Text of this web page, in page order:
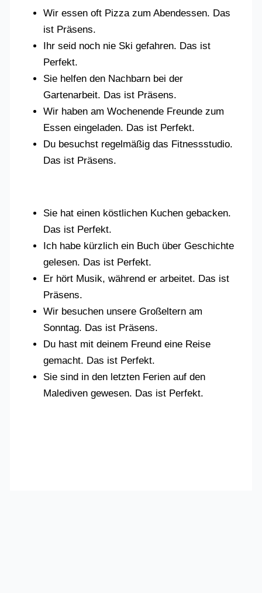
Wir essen oft Pizza zum Abendessen. Das
ist Präsens.
Ihr seid noch nie Ski gefahren. Das ist
Perfekt.
Sie helfen den Nachbarn bei der
Gartenarbeit. Das ist Präsens.
Wir haben am Wochenende Freunde zum
Essen eingeladen. Das ist Perfekt.
Du besuchst regelmäßig das Fitnessstudio.
Das ist Präsens.
Sie hat einen köstlichen Kuchen gebacken.
Das ist Perfekt.
Ich habe kürzlich ein Buch über Geschichte
gelesen. Das ist Perfekt.
Er hört Musik, während er arbeitet. Das ist
Präsens.
Wir besuchen unsere Großeltern am
Sonntag. Das ist Präsens.
Du hast mit deinem Freund eine Reise
gemacht. Das ist Perfekt.
Sie sind in den letzten Ferien auf den
Malediven gewesen. Das ist Perfekt.